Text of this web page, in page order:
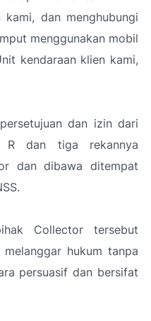
dan menghubungi
menggunakan mobil
kendaraan klien kami,
dan izin dari
R dan tiga rekannya
dan dibawa ditempat
Collector tersebut
hukum tanpa
persuasif dan bersifat